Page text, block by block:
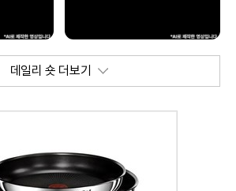
데일리 숏 더보기